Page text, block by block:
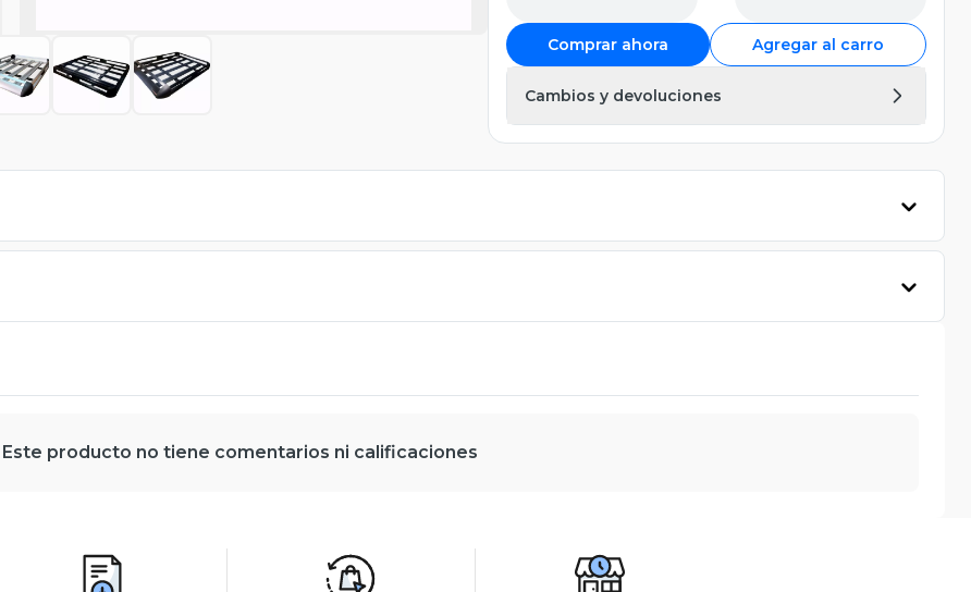
Comprar ahora Agregar al carro
Cambios y devoluciones
Este producto no tiene comentarios ni calificaciones